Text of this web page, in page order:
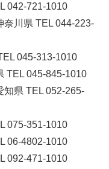
042-721-1010
奈川県 TEL 044-223-
045-313-1010
TEL 045-845-1010
知県 TEL 052-265-
075-351-1010
06-4802-1010
092-471-1010